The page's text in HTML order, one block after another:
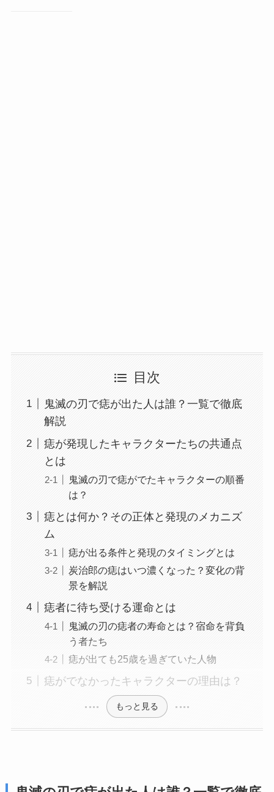
目次
鬼滅の刃で痣が出た人は誰？一覧で徹底
解説
痣が発現したキャラクターたちの共通点
とは
鬼滅の刃で痣がでたキャラクターの順番
は？
痣とは何か？その正体と発現のメカニズ
ム
痣が出る条件と発現のタイミングとは
炭治郎の痣はいつ濃くなった？変化の背
景を解説
痣者に待ち受ける運命とは
鬼滅の刃の痣者の寿命とは？宿命を背負
う者たち
痣が出ても25歳を過ぎていた人物
痣がでなかったキャラクターの理由は？
もっと見る